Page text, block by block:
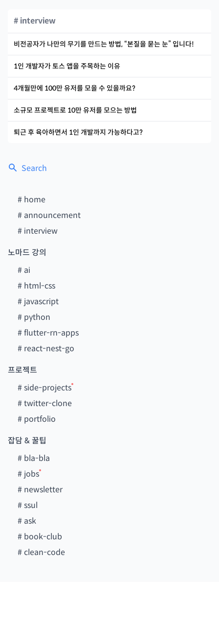
Search
# home
# announcement
# interview
노마드 강의
# ai
# html-css
# javascript
# python
#flutter-rn-apps
# react-nest-go
프로젝트
#side-projects
#twitter-clone
# portfolio
잡담 & 꿀팁
# bla-bla
# jobs
# newsletter
#ssul
# ask
# book-club
#clean-code
# interview
비전공자가 나만의 무기를 만드는 방법, “본질을 묻는 눈” 입니다!
1인 개발자가 토스 앱을 주목하는 이유
4개월만에 100만 유저를 모을 수 있을까요?
소규모 프로젝트로 10만 유저를 모으는 방법
퇴근 후 육아하면서 1인 개발까지 가능하다고?